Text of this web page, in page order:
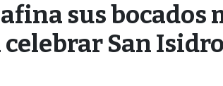
sus bocados
San Isidro